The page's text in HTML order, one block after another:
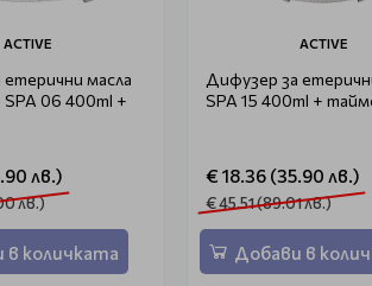
ACTIVE
масла
06 400ml +
лв.)
лв.)
в количката
ACTIVE
Дифузер за
SPA 15 400ml +
€ 18.36 (35.90 лв.)
€ 45.51 (89.01 лв.)
Добави в